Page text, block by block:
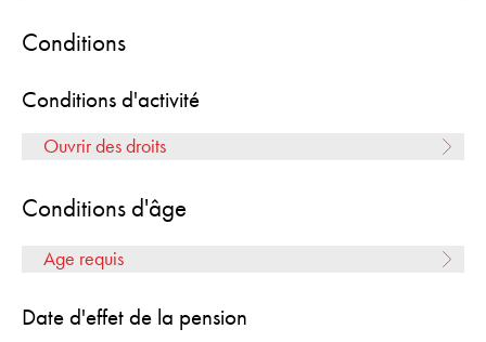
Conditions
Conditions d'activité
Ouvrir des droits
Conditions d'âge
Age requis
Date d'effet de la pension